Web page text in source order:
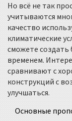
Но всё не так
учитываются
качество
климатические
сможете
временем.
сравнивают с
конструкций с
улучшаться.
Основные